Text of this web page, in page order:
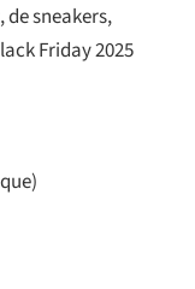
sneakers,
Friday 2025